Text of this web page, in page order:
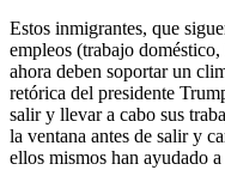
Estos inmigrantes, que
empleos (trabajo
ahora deben soportar un
retórica del presidente
salir y llevar a cabo sus
la ventana antes de salir y
ellos mismos han ayudado